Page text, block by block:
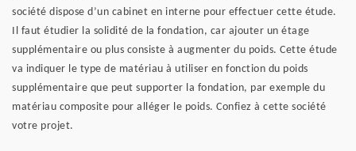
société dispose d’un cabinet en interne pour effectuer cette étude.
Il faut étudier la solidité de la fondation, car ajouter un étage
supplémentaire ou plus consiste à augmenter du poids. Cette étude
va indiquer le type de matériau à utiliser en fonction du poids
supplémentaire que peut supporter la fondation, par exemple du
matériau composite pour alléger le poids. Confiez à cette société
votre projet.